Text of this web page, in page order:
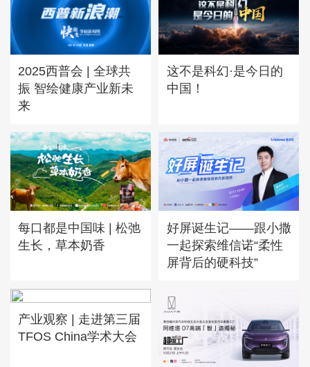
2025西普会 | 全球共
振 智绘健康产业新未
来
这不是科幻·是今日的
中国！
每口都是中国味 | 松弛
生长，草本奶香
好屏诞生记——跟小撒
一起探索维信诺“柔性
屏背后的硬科技”
产业观察 | 走进第三届
TFOS China学术大会